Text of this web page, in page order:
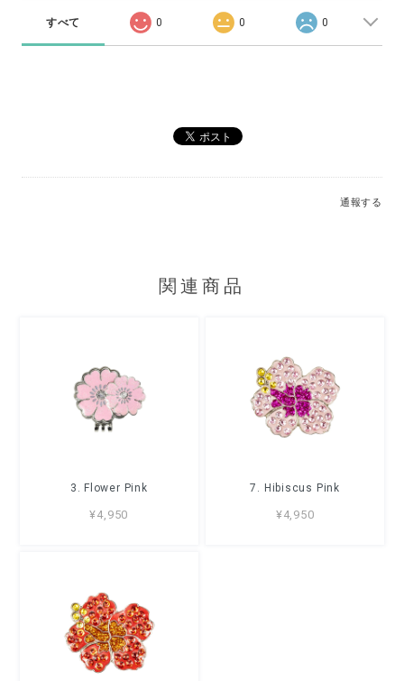
すべて 0 0 0
通報する
関連商品
3. Flower Pink
¥4,950
7. Hibiscus Pink
¥4,950